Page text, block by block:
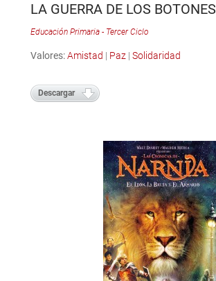
LA GUERRA DE LOS BOTONES
Educación Primaria - Tercer Ciclo
Valores:Amistad | Paz| Solidaridad
Descargar